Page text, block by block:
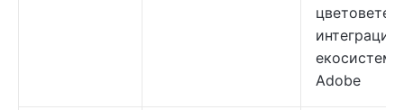
цветовете;
интеграция
Adobe